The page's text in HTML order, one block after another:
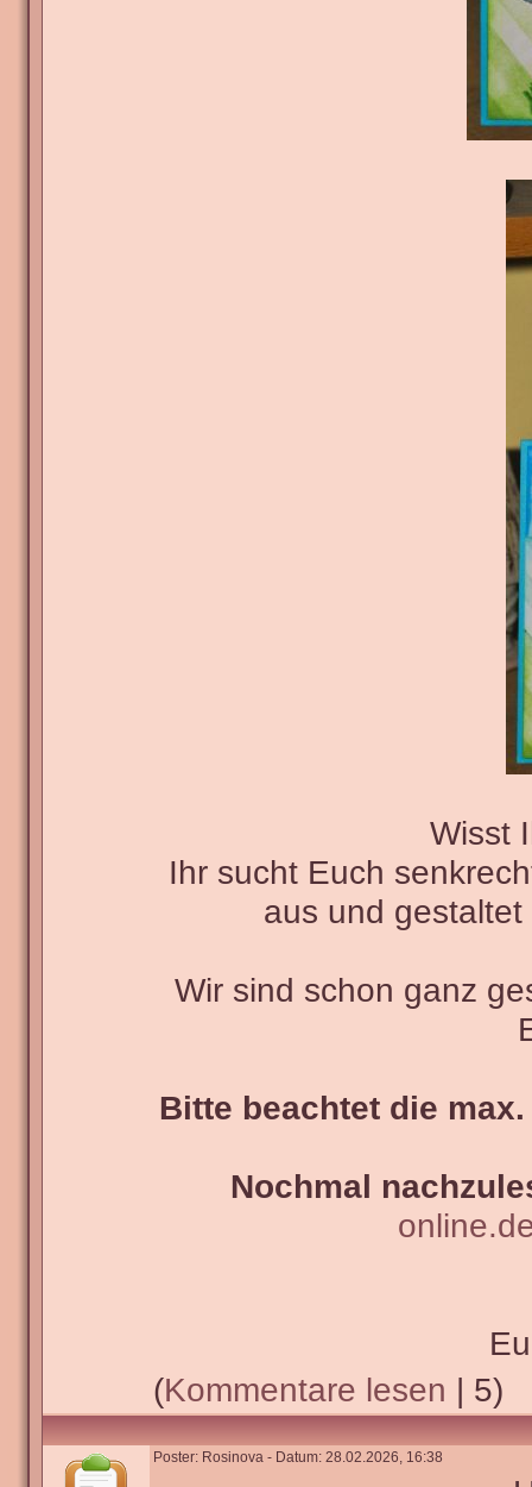
Wisst
Ihr sucht Euch
aus und
Wir sind schon ganz
Bitte beachtet die
Nochmal
(Kommentare lesen | 5)
Poster: Rosinova - Datum: 28.02.2026, 16:38